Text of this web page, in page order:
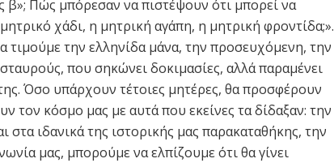
β»; Πώς μπόρεσαν να πιστέψουν ότι μπορεί να
χάδι, η μητρική αγάπη, η μητρική φροντίδα;».
τιμούμε την ελληνίδα μάνα, την προσευχόμενη, την
που σηκώνει δοκιμασίες, αλλά παραμένει
Όσο υπάρχουν τέτοιες μητέρες, θα προσφέρουν
τον κόσμο μας με αυτά που εκείνες τα δίδαξαν: την
ιδανικά της ιστορικής μας παρακαταθήκης, την
μας, μπορούμε να ελπίζουμε ότι θα γίνει